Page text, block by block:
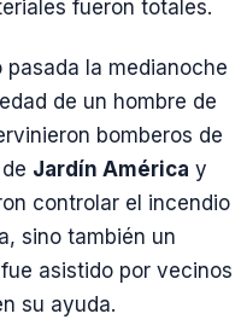
fueron totales.
la medianoche
de un hombre de
bomberos de
Jardín América y
controlar el incendio
sino también un
asistido por vecinos
su ayuda.